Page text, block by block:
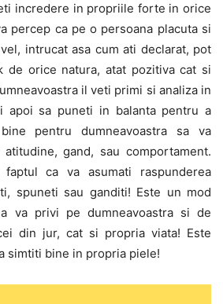
incredere in propriile forte in orice
percep ca pe o persoana placuta si
intrucat asa cum ati declarat, pot
de orice natura, atat pozitiva cat si
il veti primi si analiza in
apoi sa puneti in balanta pentru a
pentru dumneavoastra sa va
gand, sau comportament.
ca va asumati raspunderea
spuneti sau ganditi! Este un mod
va privi pe dumneavoastra si de
din jur, cat si propria viata! Este
simtiti bine in propria piele!